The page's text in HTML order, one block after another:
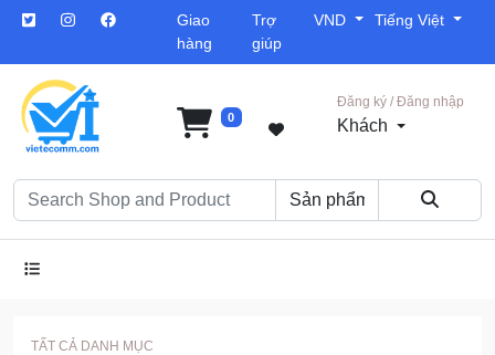
Giao
hàng
Trợ
giúp
VND Tiếng Việt
0
Đăng ký / Đăng nhập
Khách
TẤT CẢ DANH MỤC